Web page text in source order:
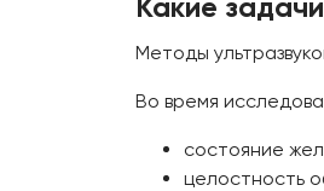
Методы
Во время
состояние
целостность